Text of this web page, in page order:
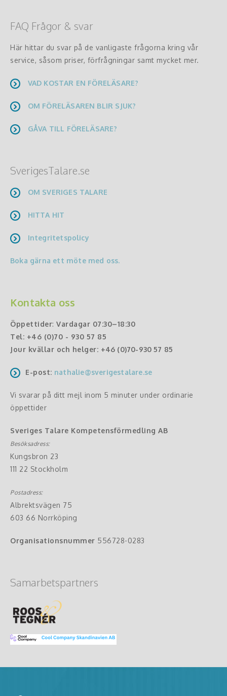
FAQ Frågor & svar
Här hittar du svar på de vanligaste frågorna kring vår
service, såsom priser, förfrågningar samt mycket mer.
VAD KOSTAR EN FÖRELÄSARE?
OM FÖRELÄSAREN BLIR SJUK?
GÅVA TILL FÖRELÄSARE?
SverigesTalare.se
OM SVERIGES TALARE
HITTA HIT
Integritetspolicy
Boka gärna ett möte med oss.
Kontakta oss
Öppettider: Vardagar 07:30–18:30
Tel: +46 (0)70 - 930 57 85
Jour kvällar och helger: +46 (0)70-930 57 85
E-post: nathalie@sverigestalare.se
Vi svarar på ditt mejl inom 5 minuter under ordinarie
öppettider
Sveriges Talare Kompetensförmedling AB
Besöksadress:
Kungsbron 23
111 22 Stockholm
Postadress:
Albrektsvägen 75
603 66 Norrköping
Organisationsnummer 556728-0283
Samarbetspartners